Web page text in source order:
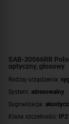
SAB-30066RR
optyczny, głosowy
Rodzaj urządzenia:
System: adresowalny
Sygnalizacja:
Klasa szczelności: